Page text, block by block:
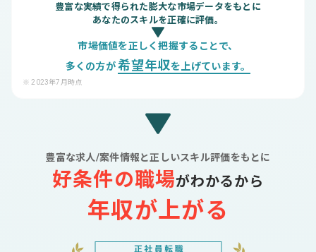
豊富な実績で得られた膨大な市場データをもとに
あなたのスキルを正確に評価。
市場価値を正しく把握することで、
多くの方が希望年収を上げています。
※ 2023年7月時点
豊富な求人/案件情報と正しいスキル評価をもとに
好条件の職場がわかるから
年収が上がる